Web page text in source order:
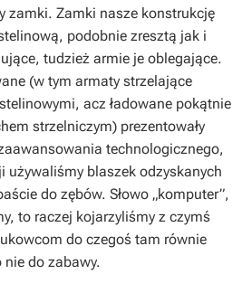
zamki. Zamki nasze konstrukcję
podobnie zresztą jak i
tudzież armie je oblegające.
(w tym armaty strzelające
acz ładowane pokątnie
strzelniczym) prezentowały
technologicznego,
używaliśmy blaszek odzyskanych
do zębów. Słowo „komputer”,
to raczej kojarzyliśmy z czymś
do czegoś tam równie
do zabawy.